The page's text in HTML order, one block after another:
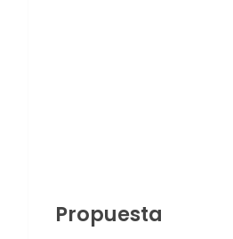
Propuesta